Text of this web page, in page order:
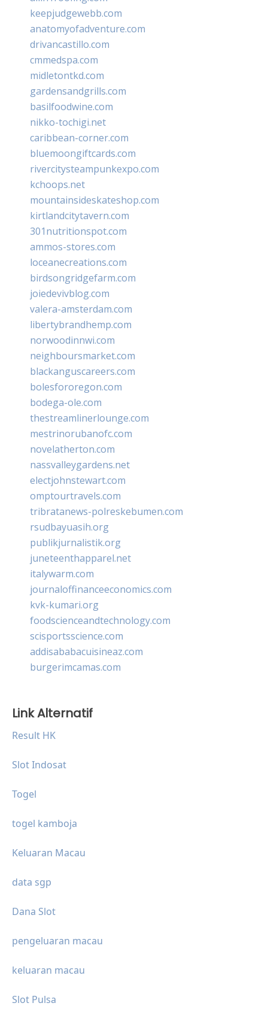
keepjudgewebb.com
anatomyofadventure.com
drivancastillo.com
cmmedspa.com
midletontkd.com
gardensandgrills.com
basilfoodwine.com
nikko-tochigi.net
caribbean-corner.com
bluemoongiftcards.com
rivercitysteampunkexpo.com
kchoops.net
mountainsideskateshop.com
kirtlandcitytavern.com
301nutritionspot.com
ammos-stores.com
loceanecreations.com
birdsongridgefarm.com
joiedevivblog.com
valera-amsterdam.com
libertybrandhemp.com
norwoodinnwi.com
neighboursmarket.com
blackanguscareers.com
bolesfororegon.com
bodega-ole.com
thestreamlinerlounge.com
mestrinorubanofc.com
novelatherton.com
nassvalleygardens.net
electjohnstewart.com
omptourtravels.com
tribratanews-polreskebumen.com
rsudbayuasih.org
publikjurnalistik.org
juneteenthapparel.net
italywarm.com
journaloffinanceeconomics.com
kvk-kumari.org
foodscienceandtechnology.com
scisportsscience.com
addisababacuisineaz.com
burgerimcamas.com
Link Alternatif
Result HK
Slot Indosat
Togel
togel kamboja
Keluaran Macau
data sgp
Dana Slot
pengeluaran macau
keluaran macau
Slot Pulsa